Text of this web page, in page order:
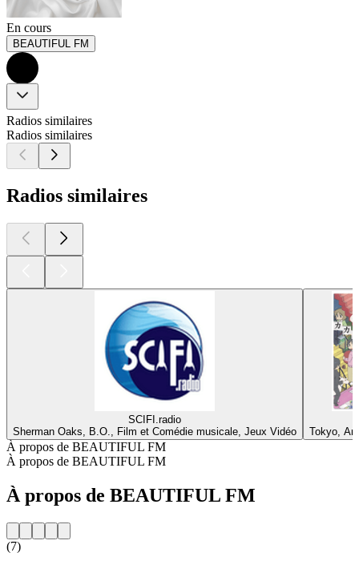
En cours
BEAUTIFUL FM
Radios similaires
Radios similaires
Radios similaires
SCIFI.radio
Sherman Oaks, B.O., Film et Comédie musicale, Jeux Vidéo
Tokyo,
À propos de BEAUTIFUL FM
À propos de BEAUTIFUL FM
À propos de BEAUTIFUL FM
(7)